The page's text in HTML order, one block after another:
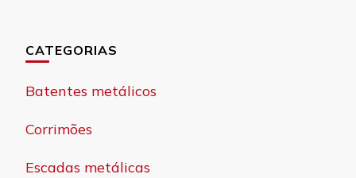
CATEGORIAS
Batentes metálicos
Corrimões
Escadas metálicas